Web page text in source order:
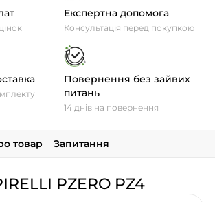
Експертна допомога
Консультація перед покупкою
Повернення без зайвих
питань
14 днів на повернення
товар Запитання
PZERO PZ4